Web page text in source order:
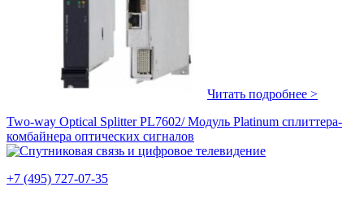
Читать подробнее >
Two-way Optical Splitter PL7602/ Модуль Platinum cплиттера-
комбайнера оптических сигналов
+7 (495) 727-07-35